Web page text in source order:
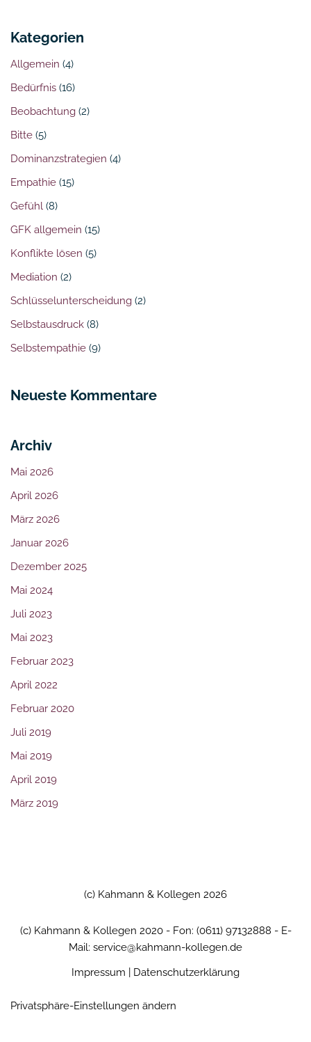
Kategorien
Allgemein (4)
Bedürfnis (16)
Beobachtung (2)
Bitte (5)
Dominanzstrategien (4)
Empathie (15)
Gefühl (8)
GFK allgemein (15)
Konflikte lösen (5)
Mediation (2)
Schlüsselunterscheidung (2)
Selbstausdruck (8)
Selbstempathie (9)
Neueste Kommentare
Archiv
Mai 2026
April 2026
März 2026
Januar 2026
Dezember 2025
Mai 2024
Juli 2023
Mai 2023
Februar 2023
April 2022
Februar 2020
Juli 2019
Mai 2019
April 2019
März 2019
(c) Kahmann & Kollegen 2026
(c) Kahmann & Kollegen 2020 - Fon: (0611) 97132888 - E-
Mail: service@kahmann-kollegen.de
Impressum
Datenschutzerklärung
Privatsphäre-Einstellungen ändern